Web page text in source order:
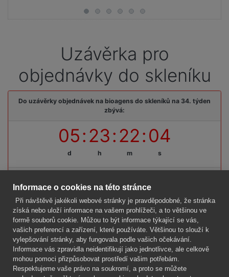
Uzávěrka pro
objednávky do skleníku
Do uzávěrky objednávek na bioagens do skleníků na 34. týden
zbývá:
05
d
:23
h
:22
m
:04
s
Firma
Vše o nákupu
Kontakt
Informace o cookies na této stránce
Při návštěvě jakékoli webové stránky je pravděpodobné, že stránka
získá nebo uloží informace na vašem prohlížeči, a to většinou ve
formě souborů cookie. Můžou to být informace týkající se vás,
vašich preferencí a zařízení, které používáte. Většinou to slouží k
vylepšování stránky, aby fungovala podle vašich očekávání.
Informace vás zpravidla neidentifikují jako jednotlivce, ale celkově
mohou pomoci přizpůsobovat prostředí vašim potřebám.
Respektujeme vaše právo na soukromí, a proto se můžete